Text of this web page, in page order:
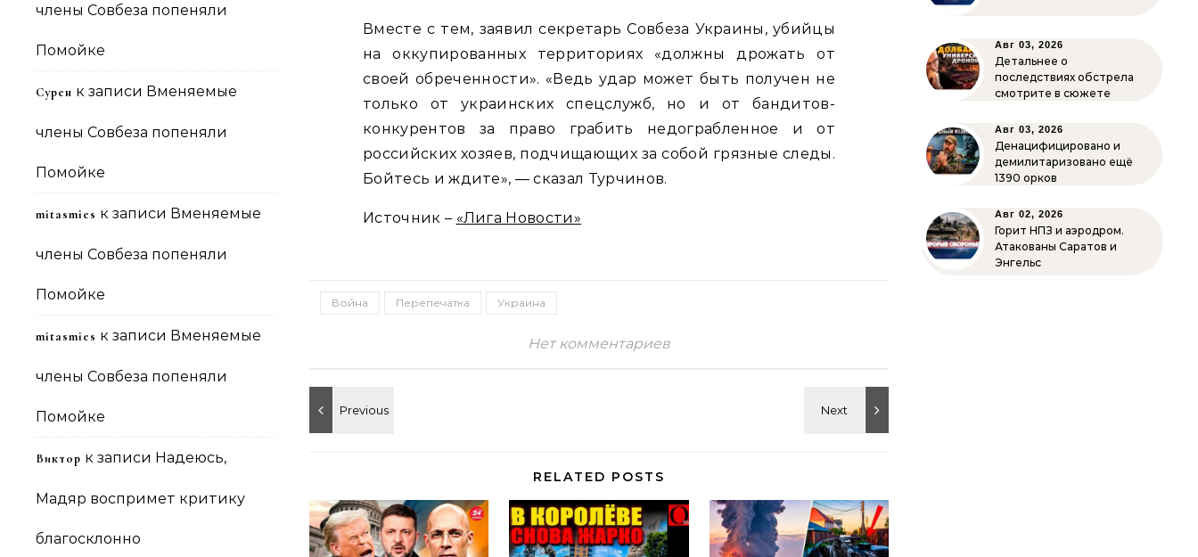
члены Совбеза попеняли
Помойке
Сурен к записи Вменяемые
члены Совбеза попеняли
Помойке
mitasmies к записи Вменяемые
члены Совбеза попеняли
Помойке
mitasmies к записи Вменяемые
члены Совбеза попеняли
Помойке
Виктор к записи Надеюсь,
Мадяр воспримет критику
благосклонно
Вместе с тем, заявил секретарь Совбеза Украины, убийцы
на оккупированных территориях «должны дрожать от
своей обреченности». «Ведь удар может быть получен не
только от украинских спецслужб, но и от бандитов-
конкурентов за право грабить недограбленное и от
российских хозяев, подчищающих за собой грязные следы.
Бойтесь и ждите», — сказал Турчинов.
Источник – «Лига Новости»
Война Перепечатка Украина
Нет комментариев
RELATED POSTS
Авг 03, 2026
Детальнее о
последствиях обстрела
смотрите в сюжете
Авг 03, 2026
Денацифицировано и
демилитаризовано ещё
1390 орков
Авг 02, 2026
Горит НПЗ и аэродром.
Атакованы Саратов и
Энгельс